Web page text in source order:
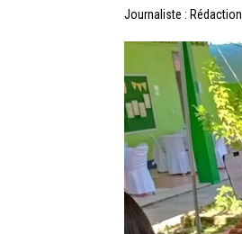
Journaliste : Rédaction